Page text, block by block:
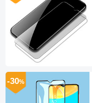
-30%